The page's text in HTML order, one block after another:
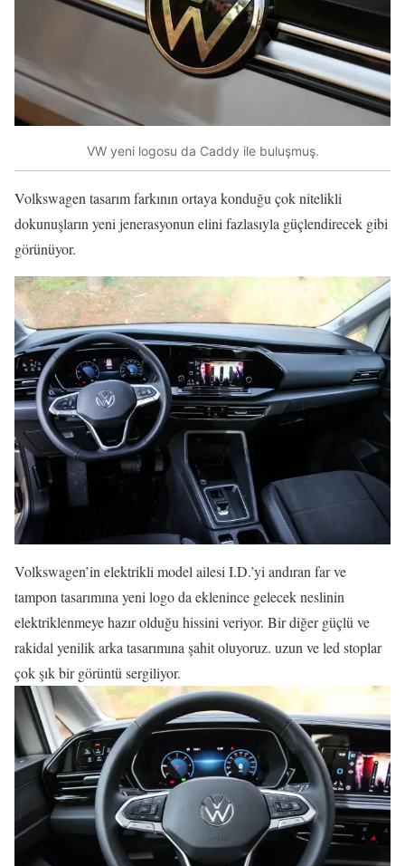
VW yeni logosu da Caddy ile buluşmuş.
Volkswagen tasarım farkının ortaya konduğu çok nitelikli
dokunuşların yeni jenerasyonun elini fazlasıyla güçlendirecek gibi
görünüyor.
Volkswagen’in elektrikli model ailesi I.D.’yi andıran far ve
tampon tasarımına yeni logo da eklenince gelecek neslinin
elektriklenmeye hazır olduğu hissini veriyor. Bir diğer güçlü ve
rakidal yenilik arka tasarımına şahit oluyoruz. uzun ve led stoplar
çok şık bir görüntü sergiliyor.